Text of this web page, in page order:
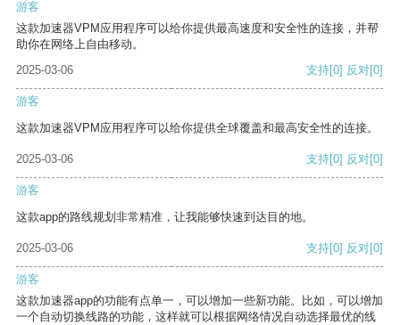
游客
这款加速器VPM应用程序可以给你提供最高速度和安全性的连接，并帮
助你在网络上自由移动。
2025-03-06
支持[0] 反对[0]
游客
这款加速器VPM应用程序可以给你提供全球覆盖和最高安全性的连接。
2025-03-06 支持[0] 反对[0]
游客
这款app的路线规划非常精准，让我能够快速到达目的地。
2025-03-06 支持[0] 反对[0]
游客
这款加速器app的功能有点单一，可以增加一些新功能。比如，可以增加
一个自动切换线路的功能，这样就可以根据网络情况自动选择最优的线